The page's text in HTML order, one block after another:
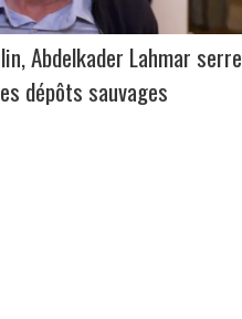
Abdelkader Lahmar serre
dépôts sauvages